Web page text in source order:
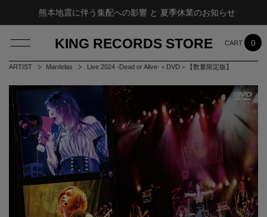
熊本地震に伴う集配への影響 と 夏季休業のお知らせ
KING RECORDS STORE
LOG IN
0
ARTIST Mardelas Live 2024 -Dead or Alive-＜DVD＞【数量限定版】